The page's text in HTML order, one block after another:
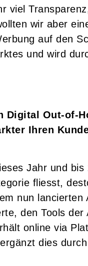
viel
wir aber
auf den
und wird
Digital Out-of-
Ihren
Jahr und
fliesst,
nun lancierten
den Tools der
online via
dies